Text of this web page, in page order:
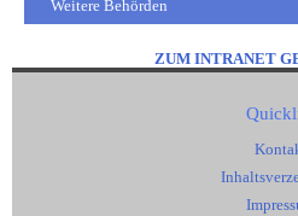
Weitere Behörden
ZUM INTRANET